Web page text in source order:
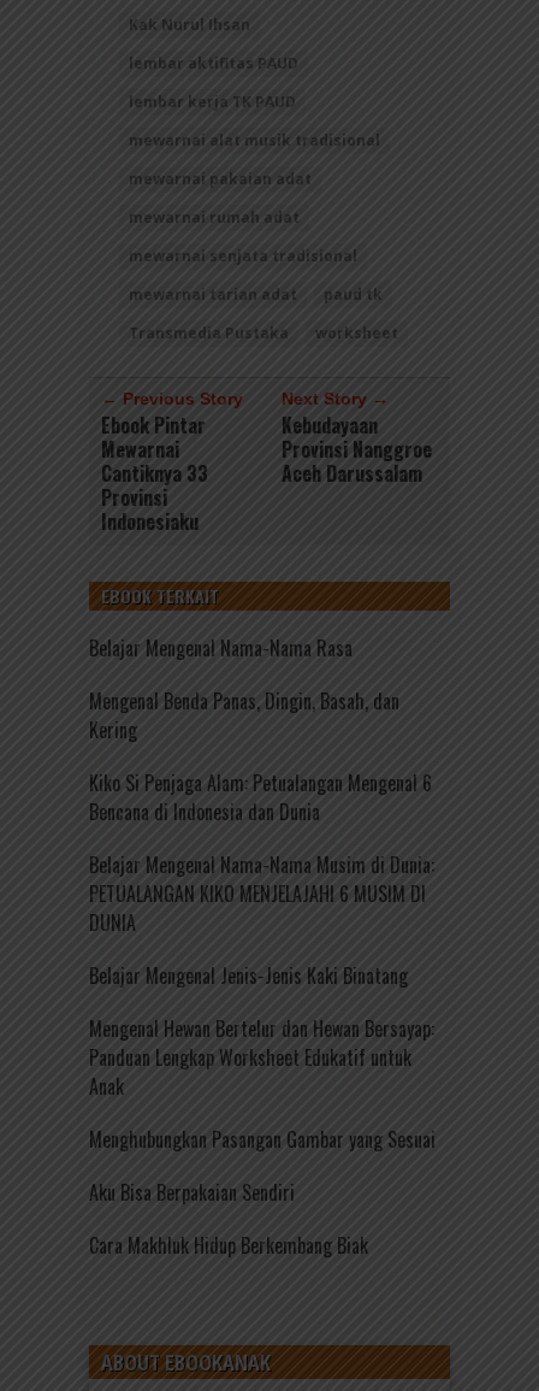
Kak Nurul Ihsan
lembar aktifitas PAUD
lembar kerja TK PAUD
mewarnai alat musik tradisional
mewarnai pakaian adat
mewarnai rumah adat
mewarnai senjata tradisional
mewarnai tarian adat
paud tk
Transmedia Pustaka
worksheet
← Previous Story
Ebook Pintar
Mewarnai
Cantiknya 33
Provinsi
Indonesiaku
Next Story →
Kebudayaan
Provinsi Nanggroe
Aceh Darussalam
EBOOK TERKAIT
Belajar Mengenal Nama-Nama Rasa
Mengenal Benda Panas, Dingin, Basah, dan
Kering
Kiko Si Penjaga Alam: Petualangan Mengenal 6
Bencana di Indonesia dan Dunia
Belajar Mengenal Nama-Nama Musim di Dunia:
PETUALANGAN KIKO MENJELAJAHI 6 MUSIM DI
DUNIA
Belajar Mengenal Jenis-Jenis Kaki Binatang
Mengenal Hewan Bertelur dan Hewan Bersayap:
Panduan Lengkap Worksheet Edukatif untuk
Anak
Menghubungkan Pasangan Gambar yang Sesuai
Aku Bisa Berpakaian Sendiri
Cara Makhluk Hidup Berkembang Biak
ABOUT EBOOKANAK